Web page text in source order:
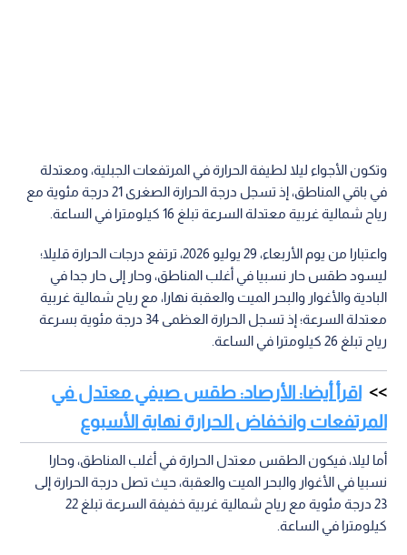
وتكون الأجواء ليلا لطيفة الحرارة في المرتفعات الجبلية، ومعتدلة
في باقي المناطق، إذ تسجل درجة الحرارة الصغرى 21 درجة مئوية مع
رياح شمالية غربية معتدلة السرعة تبلغ 16 كيلومترا في الساعة.
واعتبارا من يوم الأربعاء، 29 يوليو 2026، ترتفع درجات الحرارة قليلا؛
ليسود طقس حار نسبيا في أغلب المناطق، وحار إلى حار جدا في
البادية والأغوار والبحر الميت والعقبة نهارا، مع رياح شمالية غربية
معتدلة السرعة؛ إذ تسجل الحرارة العظمى 34 درجة مئوية بسرعة
رياح تبلغ 26 كيلومترا في الساعة.
اقرأ أيضا: الأرصاد: طقس صيفي معتدل في
المرتفعات وانخفاض الحرارة نهاية الأسبوع
أما ليلا، فيكون الطقس معتدل الحرارة في أغلب المناطق، وحارا
نسبيا في الأغوار والبحر الميت والعقبة، حيث تصل درجة الحرارة إلى
23 درجة مئوية مع رياح شمالية غربية خفيفة السرعة تبلغ 22
كيلومترا في الساعة.